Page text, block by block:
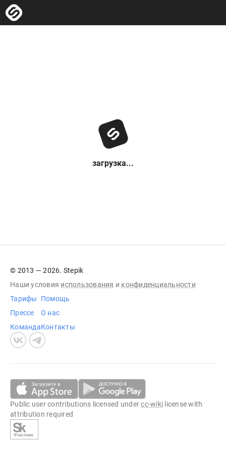
загрузка...
© 2013 — 2026. Stepik
Наши условия использования и конфиденциальности
Тарифы
Прессе
Команда
Помощь
О нас
Контакты
Public user contributions licensed undercc-wiki license with
attribution required